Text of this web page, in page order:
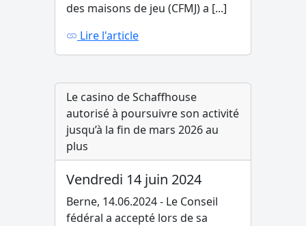
des maisons de jeu (CFMJ) a [...]
Lire l'article
Le casino de Schaffhouse
autorisé à poursuivre son activité
jusqu’à la fin de mars 2026 au
plus
Vendredi 14 juin 2024
Berne, 14.06.2024 - Le Conseil
fédéral a accepté lors de sa